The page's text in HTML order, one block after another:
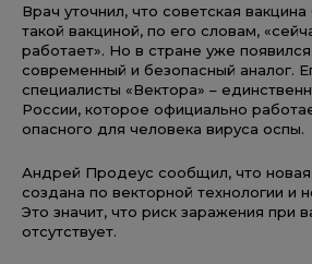
Врач уточнил, что советская
такой вакциной, по его словам,
работает». Но в стране уже
современный и безопасный аналог.
специалисты «Вектора» –
России, которое официально
опасного для человека вируса оспы.
Андрей Продеус сообщил, что новая
создана по векторной технологии и
Это значит, что риск заражения при
отсутствует.